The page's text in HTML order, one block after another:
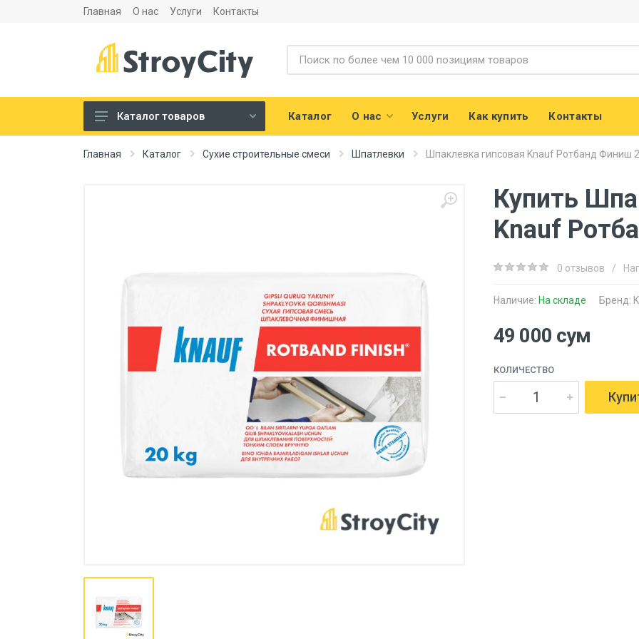
Главная О нас Услуги Контакты
Листовые материалы и
аксессуары
Лакокрасочная продукция
Пена, Клей, Герметики
Каталог товаров Каталог О нас Услуги Как купить Контакты
Главная Каталог Сухие строительные смеси Шпатлевки Шпаклевка гипсовая Knauf Ротбанд Финиш
Купить
Knauf
0 отзывов /
Наличие: На складе Бренд:
49 000 сум
КОЛИЧЕСТВО